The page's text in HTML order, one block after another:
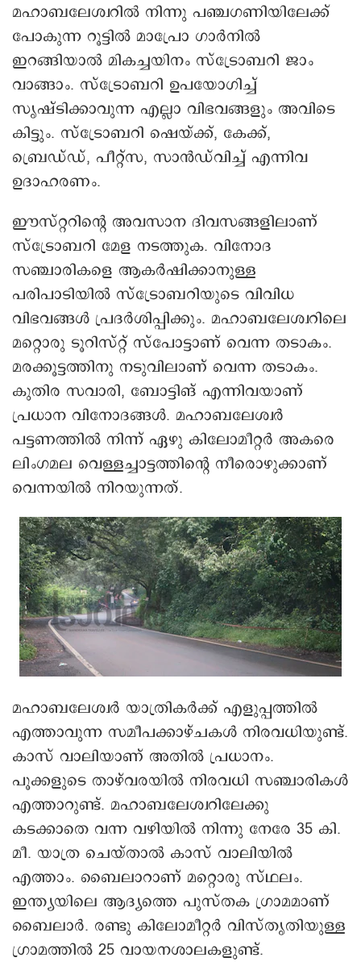
മഹാബലേശ്വറിൽ നിന്നു പഞ്ചഗണിയിലേക്ക്
പോകുന്ന റൂട്ടിൽ മാപ്രോ ഗാർനിൽ
ഇറങ്ങിയാൽ മികച്ചയിനം സ്ട്രോബറി ജാം
വാങ്ങാം. സ്ട്രോബറി ഉപയോഗിച്ച്
സൃഷ്ടിക്കാവുന്ന എല്ലാ വിഭവങ്ങളും അവിടെ
കിട്ടും. സ്ട്രോബറി ഷെയ്ക്ക്, കേക്ക്,
ബ്രെഡ്ഡ്, പീറ്റ്സ, സാൻഡ്‌വിച്ച് എന്നിവ
ഉദാഹരണം.
ഈസ്റ്ററിന്റെ അവസാന ദിവസങ്ങളിലാണ്
സ്ട്രോബറി മേള നടത്തുക. വിനോദ
സഞ്ചാരികളെ ആകർഷിക്കാനുള്ള
പരിപാടിയിൽ സ്ട്രോബറിയുടെ വിവിധ
വിഭവങ്ങൾ പ്രദർശിപ്പിക്കും. മഹാബലേശ്വറിലെ
മറ്റൊരു ടൂറിസ്റ്റ് സ്പോട്ടാണ് വെന്ന തടാകം.
മരക്കൂട്ടത്തിനു നടുവിലാണ് വെന്ന തടാകം.
കുതിര സവാരി, ബോട്ടിങ് എന്നിവയാണ്
പ്രധാന വിനോദങ്ങൾ. മഹാബലേശ്വർ
പട്ടണത്തിൽ നിന്ന് ഏഴു കിലോമീറ്റർ അകരെ
ലിംഗമല വെള്ളച്ചാട്ടത്തിന്റെ നീരൊഴുക്കാണ്
വെന്നയിൽ നിറയുന്നത്.
മഹാബലേശ്വർ യാത്രികർക്ക് എളുപ്പത്തിൽ
എത്താവുന്ന സമീപക്കാഴ്ചകൾ നിരവധിയുണ്ട്.
കാസ് വാലിയാണ് അതിൽ പ്രധാനം.
പൂക്കളുടെ താഴ്‌വരയിൽ നിരവധി സഞ്ചാരികൾ
എത്താറുണ്ട്. മഹാബലേശ്വറിലേക്കു
കടക്കാതെ വന്ന വഴിയിൽ നിന്നു നേരേ 35 കി.
മീ. യാത്ര ചെയ്താൽ കാസ് വാലിയിൽ
എത്താം. ബൈലാറാണ് മറ്റൊരു സ്ഥലം.
ഇന്ത്യയിലെ ആദ്യത്തെ പുസ്തക ഗ്രാമമാണ്
ബൈലാർ. രണ്ടു കിലോമീറ്റർ വിസ്തൃതിയുള്ള
ഗ്രാമത്തിൽ 25 വായനശാലകളുണ്ട്.